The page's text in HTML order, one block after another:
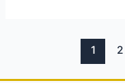
1 2